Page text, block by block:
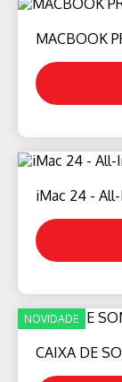
MACBOOK
iMac 24 -
NOVIDADE
CAIXA DE